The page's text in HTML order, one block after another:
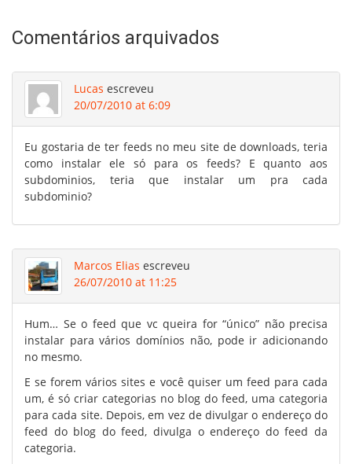
Comentários arquivados
Lucas escreveu
20/07/2010 at 6:09
Eu gostaria de ter feeds no meu site de downloads, teria
como instalar ele só para os feeds? E quanto aos
subdominios, teria que instalar um pra cada
subdominio?
Marcos Elias escreveu
26/07/2010 at 11:25
Hum… Se o feed que vc queira for “único” não precisa
instalar para vários domínios não, pode ir adicionando
no mesmo.
E se forem vários sites e você quiser um feed para cada
um, é só criar categorias no blog do feed, uma categoria
para cada site. Depois, em vez de divulgar o endereço do
feed do blog do feed, divulga o endereço do feed da
categoria.